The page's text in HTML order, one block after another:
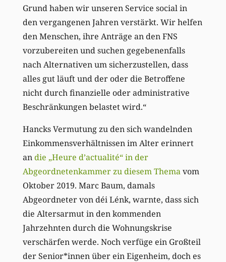
Grund haben wir unseren Service social in
den vergangenen Jahren verstärkt. Wir helfen
den Menschen, ihre Anträge an den FNS
vorzubereiten und suchen gegebenenfalls
nach Alternativen um sicherzustellen, dass
alles gut läuft und der oder die Betroffene
nicht durch finanzielle oder administrative
Beschränkungen belastet wird.“
Hancks Vermutung zu den sich wandelnden
Einkommensverhältnissen im Alter erinnert
andie „Heure d’actualité“ in der
Abgeordnetenkammer zu diesem Themavom
Oktober 2019. Marc Baum, damals
Abgeordneter von déi Lénk, warnte, dass sich
die Altersarmut in den kommenden
Jahrzehnten durch die Wohnungskrise
verschärfen werde. Noch verfüge ein Großteil
der Senior*innen über ein Eigenheim, doch es